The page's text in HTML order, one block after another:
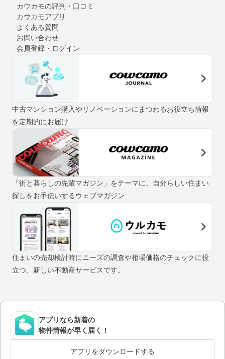
カウカモの評判・口コミ
カウカモアプリ
よくある質問
お問い合わせ
会員登録・ログイン
中古マンション購入やリノベーションにまつわるお役立ち情報
を定期的にお届け
「街と暮らしの先輩マガジン」をテーマに、自分らしい住まい
探しをお手伝いするウェブマガジン
住まいの売却検討時にニーズの調査や相場価格のチェックに役
立つ、新しい不動産サービスです。
アプリなら新着の
物件情報が早く届く！
アプリをダウンロードする